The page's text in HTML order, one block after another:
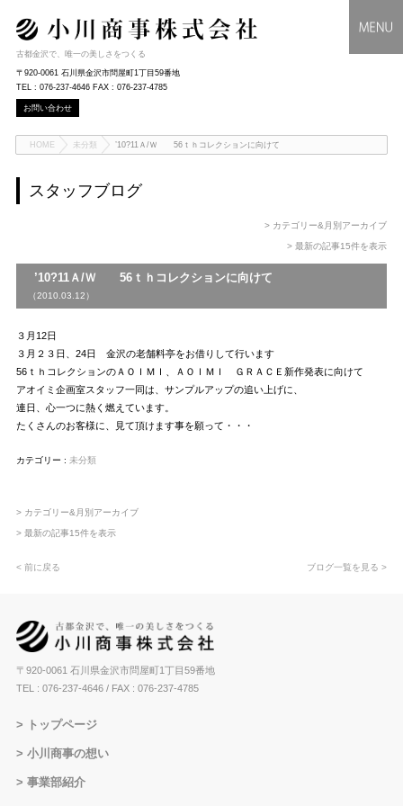
古都金沢で、唯一の美しさをつくる
〒920-0061 石川県金沢市問屋町1丁目59番地
TEL : 076-237-4646 FAX : 076-237-4785
お問い合わせ
HOME 未分類 ’10?11Ａ/Ｗ 56ｔｈコレクションに向けて
スタッフブログ
> カテゴリー&月別アーカイブ
> 最新の記事15件を表示
’10?11Ａ/Ｗ 56ｔｈコレクションに向けて
（2010.03.12）
３月12日
３月２３日、24日 金沢の老舗料亭をお借りして行います
56ｔｈコレクションのＡＯＩＭＩ、ＡＯＩＭＩ ＧＲＡＣＥ新作発表に向けて
アオイミ企画室スタッフ一同は、サンプルアップの追い上げに、
連日、心一つに熱く燃えています。
たくさんのお客様に、見て頂けます事を願って・・・
カテゴリー : 未分類
> カテゴリー&月別アーカイブ
> 最新の記事15件を表示
< 前に戻る ブログ一覧を見る >
〒920-0061 石川県金沢市問屋町1丁目59番地
TEL : 076-237-4646/ FAX : 076-237-4785
トップページ
小川商事の想い
事業部紹介